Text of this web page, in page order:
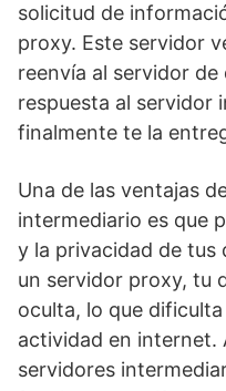
solicitud de
proxy. Este servidor
reenvía al servidor
respuesta al servidor
finalmente te la
Una de las ventajas
intermediario es que
y la privacidad de tus
un servidor proxy, tu
oculta, lo que
actividad en internet.
servidores